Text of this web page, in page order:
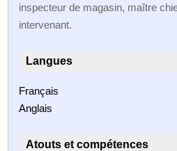
inspecteur de magasin, maître
intervenant.
Langues
Français
Anglais
Atouts et compétences